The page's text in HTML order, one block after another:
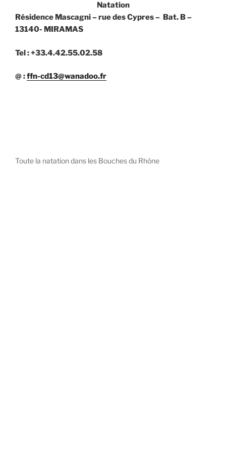
Natation
Résidence Mascagni – rue des Cypres – Bat. B –
13140- MIRAMAS
Tel : +33.4.42.55.02.58
@ :ffn-cd13@wanadoo.fr
Toute la natation dans les Bouches du Rhône